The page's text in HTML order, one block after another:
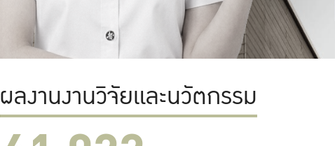
ผลงานงานวิจัยและนวัตกรรม